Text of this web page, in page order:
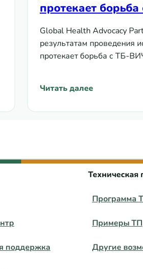
устойчивости услуг для
протекает
Global Health Advocacy
результатам
протекает борьба с ТБ-
Читать далее
: Отчет ACTION. ОТ
поддержка
Программа
Примеры ТП
Другие